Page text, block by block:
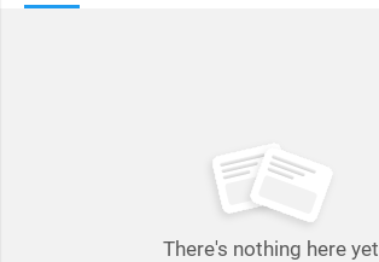
There's nothing here yet